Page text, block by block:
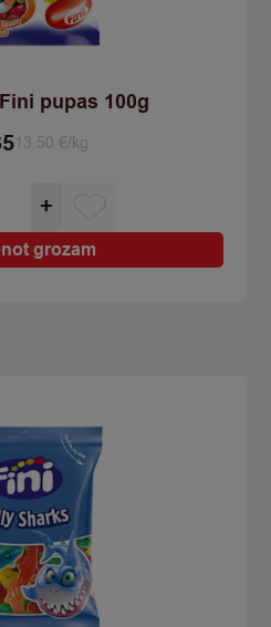
pupas 100g
13.50 €/kg
+
grozam